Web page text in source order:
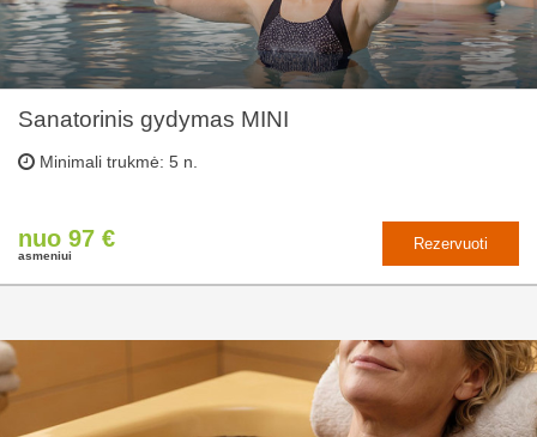
Sanatorinis gydymas MINI
Minimali trukmė: 5 n.
nuo 97 €
asmeniui
Rezervuoti